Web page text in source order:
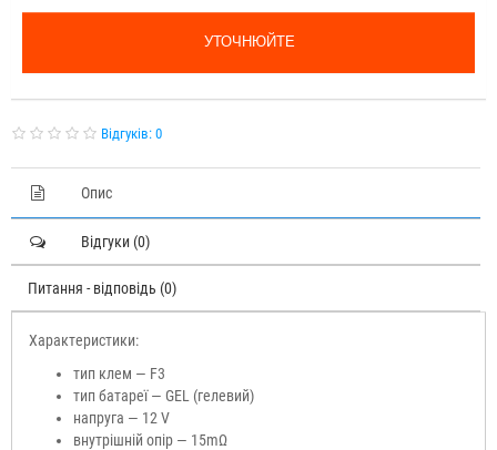
УТОЧНЮЙТЕ
Відгуків: 0
Опис
Відгуки (0)
Питання - відповідь (0)
Характеристики:
тип клем — F3
тип батареї — GEL (гелевий)
напруга — 12 V
внутрішній опір — 15mΩ